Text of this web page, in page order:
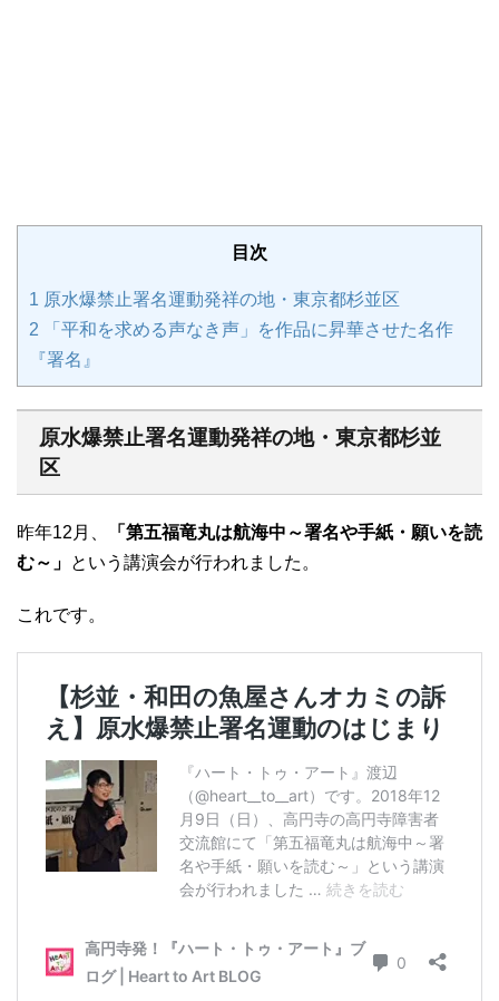
目次
1 原水爆禁止署名運動発祥の地・東京都杉並区
2 「平和を求める声なき声」を作品に昇華させた名作
『署名』
原水爆禁止署名運動発祥の地・東京都杉並
区
昨年12月、
「第五福竜丸は航海中～署名や手紙・願いを読
む～」 という講演会が行われました。
これです。